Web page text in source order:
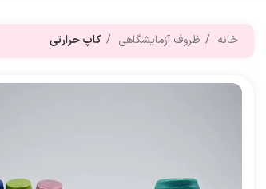
خانه ظروف آزمایشگاهی کاپ حرارتی